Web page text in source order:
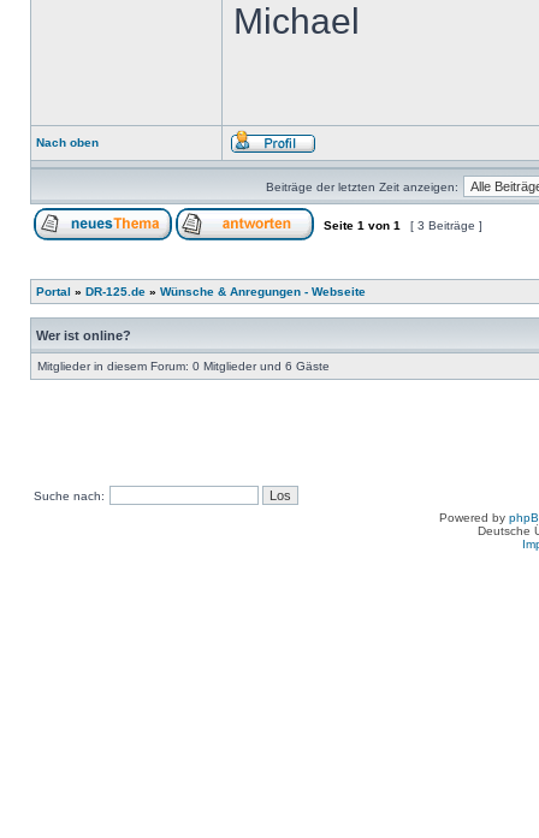
Michael
Nach oben
Beiträge der letzten Zeit anzeigen:
Seite 1 von 1 [ 3 Beiträge ]
Portal » DR-125.de » Wünsche & Anregungen - Webseite
Wer ist online?
Mitglieder in diesem Forum: 0 Mitglieder und 6 Gäste
Suche nach:
Powered by
Deutsche